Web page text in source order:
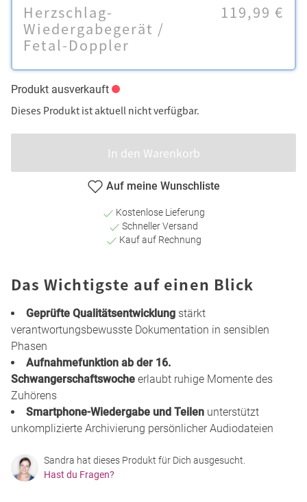
Herzschlag-
Wiedergabegerät /
Fetal-Doppler
119,99 €
Produkt ausverkauft
Dieses Produkt ist aktuell nicht verfügbar.
In den Warenkorb
Auf meine Wunschliste
Kostenlose Lieferung
Schneller Versand
Kauf auf Rechnung
Das Wichtigste auf einen Blick
Geprüfte Qualitätsentwicklung stärkt
verantwortungsbewusste Dokumentation in sensiblen
Phasen
Aufnahmefunktion ab der 16.
Schwangerschaftswoche erlaubt ruhige Momente des
Zuhörens
Smartphone-Wiedergabe und Teilen unterstützt
unkomplizierte Archivierung persönlicher Audiodateien
Sandra hat dieses Produkt für Dich ausgesucht.
Hast du Fragen?